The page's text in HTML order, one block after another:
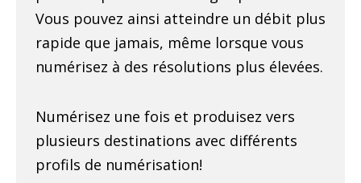
Vous pouvez ainsi atteindre un débit plus
rapide que jamais, même lorsque vous
numérisez à des résolutions plus élevées.
Numérisez une fois et produisez vers
plusieurs destinations avec différents
profils de numérisation!